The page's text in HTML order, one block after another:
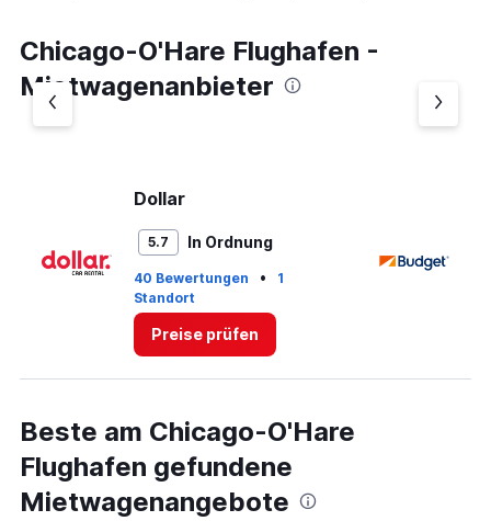
Chicago-O'Hare Flughafen -
Mietwagenanbieter
Dollar
5.7 In Ordnung
40 Bewertungen •
1
Standort
Preise prüfen
Beste am Chicago-O'Hare
Flughafen gefundene
Mietwagenangebote